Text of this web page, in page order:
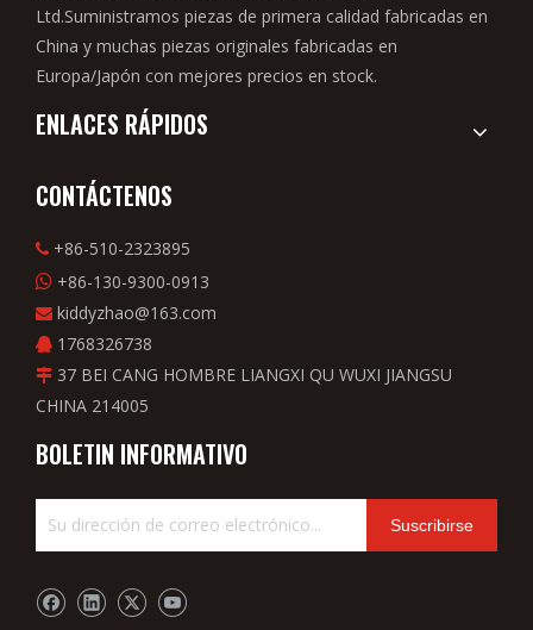
Ltd.Suministramos piezas de primera calidad fabricadas en
China y muchas piezas originales fabricadas en
Europa/Japón con mejores precios en stock.
ENLACES RÁPIDOS
CONTÁCTENOS
 +86-510-2323895
 +86-130-9300-0913
 kiddyzhao@163.com
 1768326738
 37 BEI CANG HOMBRE LIANGXI QU WUXI JIANGSU
CHINA 214005
BOLETIN INFORMATIVO
Suscribirse